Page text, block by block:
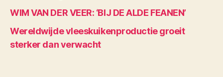
WIM VAN DER VEER: ‘BIJ DE ALDE FEANEN’
Wereldwijde vleeskuikenproductie groeit
sterker dan verwacht